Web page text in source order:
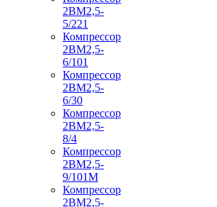
2ВМ2,5-
5/221
Компрессор
2ВМ2,5-
6/101
Компрессор
2ВМ2,5-
6/30
Компрессор
2ВМ2,5-
8/4
Компрессор
2ВМ2,5-
9/101М
Компрессор
2ВМ2,5-